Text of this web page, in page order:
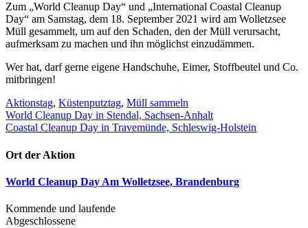
Zum „World Cleanup Day“ und „International Coastal Cleanup
Day“ am Samstag, dem 18. September 2021 wird am Wolletzsee
Müll gesammelt, um auf den Schaden, den der Müll verursacht,
aufmerksam zu machen und ihn möglichst einzudämmen.
Wer hat, darf gerne eigene Handschuhe, Eimer, Stoffbeutel und Co.
mitbringen!
Aktionstag, Küstenputztag, Müll sammeln
Beitragsnavigation
World Cleanup Day in Stendal, Sachsen-Anhalt
Coastal Cleanup Day in Travemünde, Schleswig-Holstein
Ort der Aktion
World Cleanup Day Am Wolletzsee, Brandenburg
Kommende und laufende
Abgeschlossene